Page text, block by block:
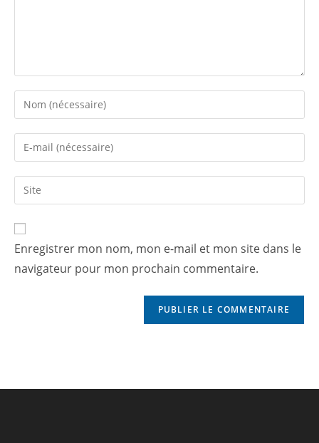
Enregistrer mon nom, mon e-mail et mon site dans le
navigateur pour mon prochain commentaire.